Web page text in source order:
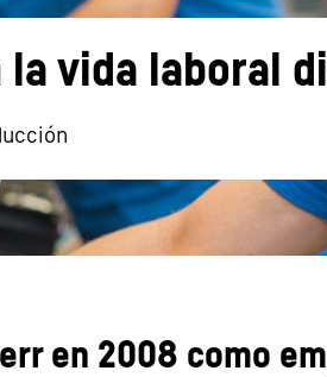
vida laboral
en 2008 como